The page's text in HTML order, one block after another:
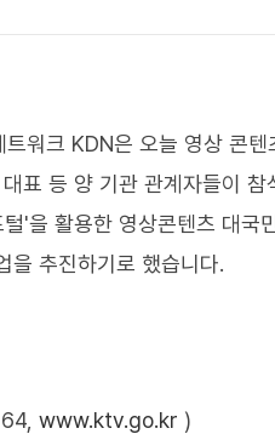
워크 KDN은 오늘 영상 콘
표 등 양 기관 관계자들이 참
'을 활용한 영상콘텐츠 대국
을 추진하기로 했습니다.
www.ktv.go.kr )